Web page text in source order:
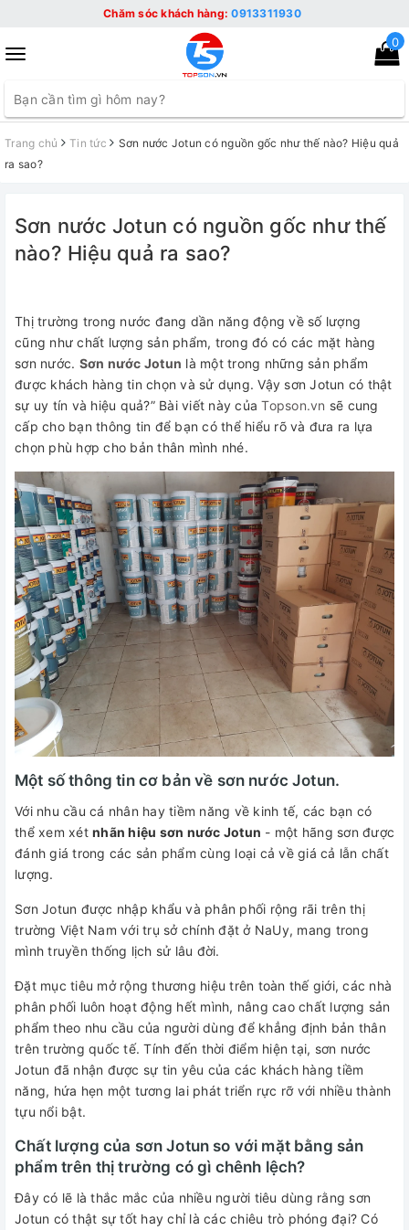
Chăm sóc khách hàng:0913311930
Toggle
0
Trang chủ Tin tức
Sơn nước Jotun có nguồn gốc như thế nào? Hiệu quả
ra sao?
Sơn nước Jotun có nguồn gốc như thế
nào? Hiệu quả ra sao?
Thị trường trong nước đang dần năng động về số lượng
cũng như chất lượng sản phẩm, trong đó có các mặt hàng
sơn nước. Sơn nước Jotun là một trong những sản phẩm
được khách hàng tin chọn và sử dụng. Vậy sơn Jotun có thật
sự uy tín và hiệu quả?” Bài viết này củaTopson.vn sẽ cung
cấp cho bạn thông tin để bạn có thể hiểu rõ và đưa ra lựa
chọn phù hợp cho bản thân mình nhé.
Một số thông tin cơ bản về sơn nước Jotun.
Với nhu cầu cá nhân hay tiềm năng về kinh tế, các bạn có
thể xem xét nhãn hiệu sơn nước Jotun - một hãng sơn được
đánh giá trong các sản phẩm cùng loại cả về giá cả lẫn chất
lượng.
Sơn Jotun được nhập khẩu và phân phối rộng rãi trên thị
trường Việt Nam với trụ sở chính đặt ở NaUy, mang trong
mình truyền thống lịch sử lâu đời.
Đặt mục tiêu mở rộng thương hiệu trên toàn thế giới, các nhà
phân phối luôn hoạt động hết mình, nâng cao chất lượng sản
phẩm theo nhu cầu của người dùng để khẳng định bản thân
trên trường quốc tế. Tính đến thời điểm hiện tại, sơn nước
Jotun đã nhận được sự tin yêu của các khách hàng tiềm
năng, hứa hẹn một tương lai phát triển rực rỡ với nhiều thành
tựu nổi bật.
Chất lượng của sơn Jotun so với mặt bằng sản
phẩm trên thị trường có gì chênh lệch?
Đây có lẽ là thắc mắc của nhiều người tiêu dùng rằng sơn
Jotun có thật sự tốt hay chỉ là các chiêu trò phóng đại? Có